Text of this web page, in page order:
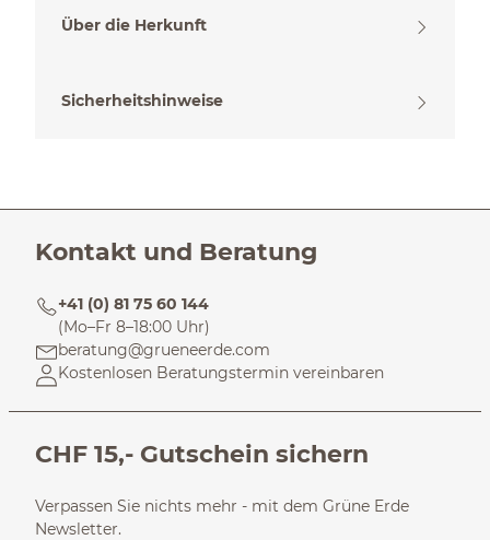
Über die Herkunft
Sicherheitshinweise
Kontakt und Beratung
+41 (0) 81 75 60 144
(Mo–Fr 8–18:00 Uhr)
beratung@grueneerde.com
Kostenlosen Beratungstermin vereinbaren
CHF 15,- Gutschein sichern
Verpassen Sie nichts mehr - mit dem Grüne Erde
Newsletter.